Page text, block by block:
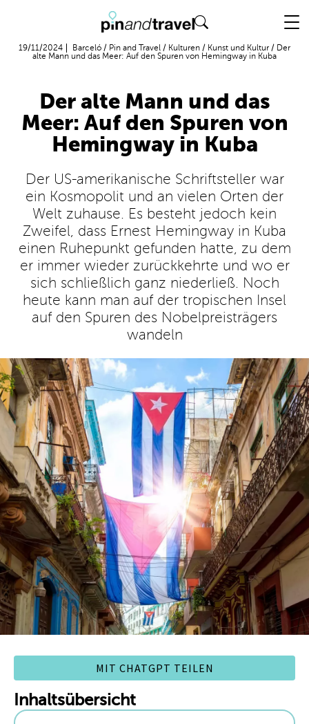
19/11/2024 Barceló / Pin and Travel / Kulturen / Kunst und Kultur / Der
alte Mann und das Meer: Auf den Spuren von Hemingway in Kuba
Der alte Mann und das
Meer: Auf den Spuren von
Hemingway in Kuba
Der US-amerikanische Schriftsteller war
ein Kosmopolit und an vielen Orten der
Welt zuhause. Es besteht jedoch kein
Zweifel, dass Ernest Hemingway in Kuba
einen Ruhepunkt gefunden hatte, zu dem
er immer wieder zurückkehrte und wo er
sich schließlich ganz niederließ. Noch
heute kann man auf der tropischen Insel
auf den Spuren des Nobelpreisträgers
wandeln
MIT CHATGPT TEILEN
Inhaltsübersicht